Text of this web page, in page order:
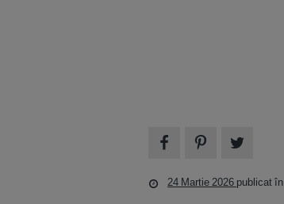
24 Martie 2026 publicat în